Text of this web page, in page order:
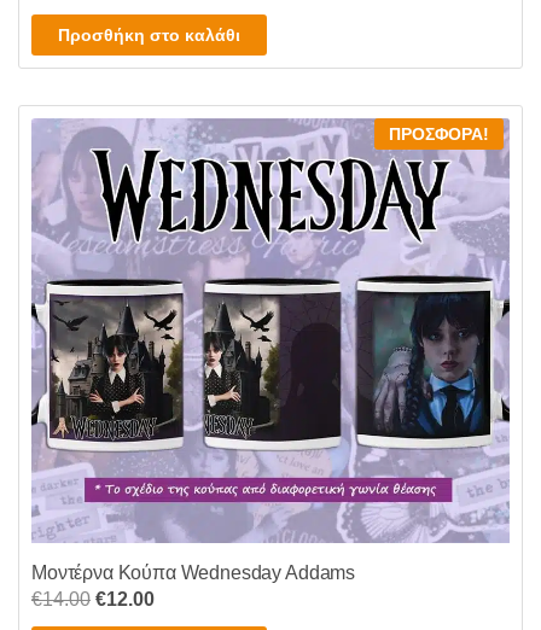
price
was:
€15.00.
τρέχουσα
τιμή
είναι:
€12.00.
Προσθήκη στο καλάθι
ΠΡΟΣΦΟΡΆ!
Μοντέρνα Κούπα Wednesday Addams
€14.00 Original
€12.00Η